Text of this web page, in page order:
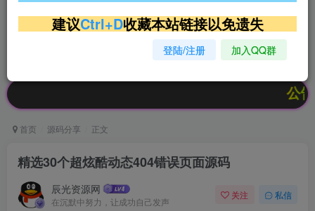
超低价文字广告位招租 超低价文字广告位招租
超低价文字广告位招租
公告：欢
首页 源码分享 正文
精选30个超炫酷动态404错误页面源码
辰光资源网
在沉默中努力，让成功自己发声
关注 私信
建议Ctrl+D收藏本站链接以免遗失
登陆/注册 加入QQ群